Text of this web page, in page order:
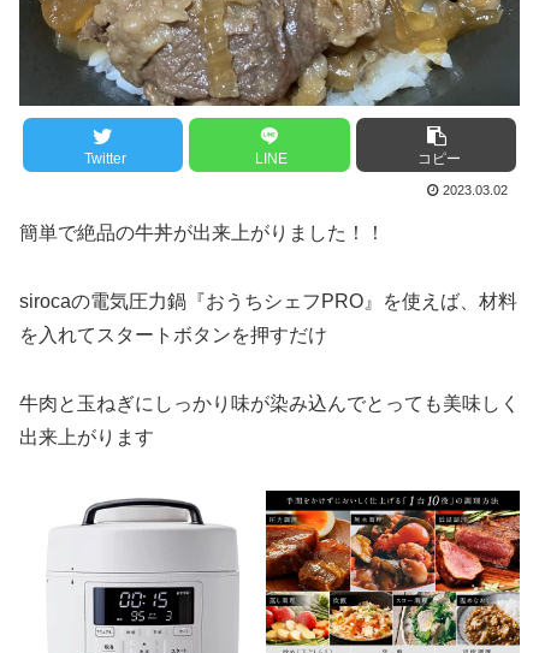
Twitter LINE コピー
2023.03.02
簡単で絶品の牛丼が出来上がりました！！
sirocaの電気圧力鍋『おうちシェフPRO』を使えば、材料
を入れてスタートボタンを押すだけ
牛肉と玉ねぎにしっかり味が染み込んでとっても美味しく
出来上がります